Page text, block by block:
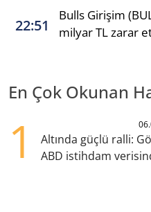
22:51
Bulls Girişim
milyar TL zarar
En Çok Okunan
1
Altında güçlü ralli:
ABD istihdam